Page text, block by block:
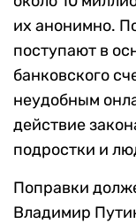
их анонимно.
поступают в
банковского
неудобным
действие
подростки и
Поправки
Владимир